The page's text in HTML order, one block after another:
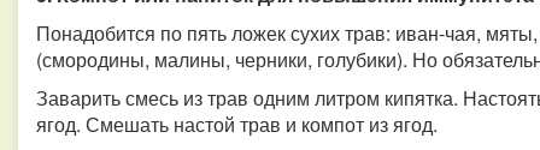
Понадобится по пять ложек сухих трав: иван-чая,
(смородины, малины, черники, голубики). Но
Заварить смесь из трав одним литром кипятка.
ягод. Смешать настой трав и компот из ягод.